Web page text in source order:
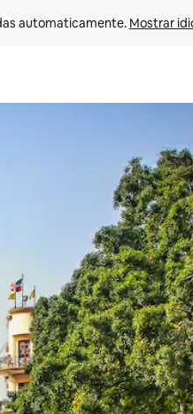
automaticamente. Mostrar
baixo do teclado ou